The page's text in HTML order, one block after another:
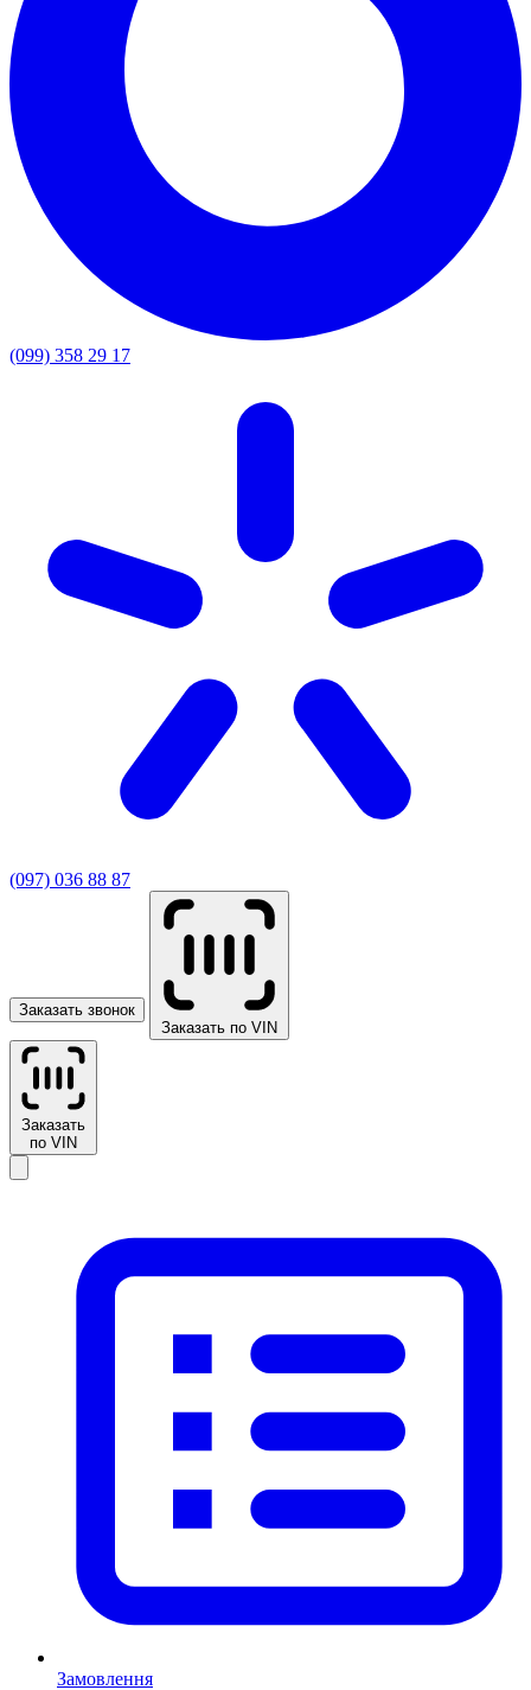
(099) 358 29 17
(097) 036 88 87
Заказать звонок
Заказать по VIN
Заказать
по VIN
Замовлення